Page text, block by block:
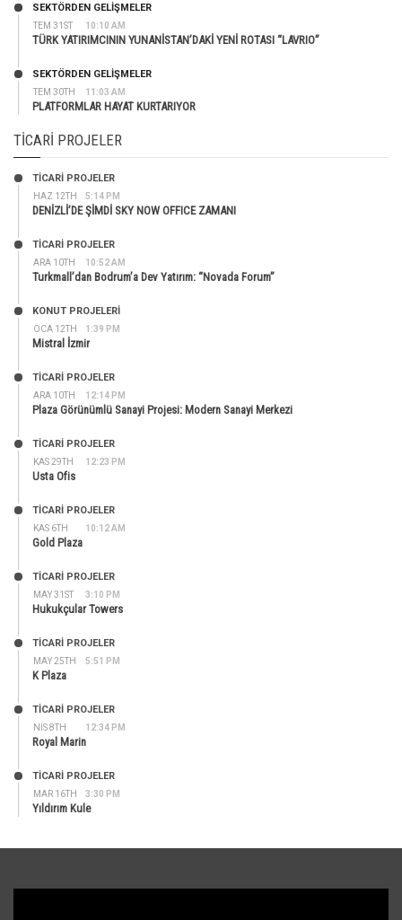
TEM 31ST 10:10 AM
SEKTÖRDEN GELIŞMELER
TÜRK YATIRIMCININ YUNANİSTAN’DAKİ YENİ ROTASI “LAVRIO”
TEM 30TH 11:03 AM
SEKTÖRDEN GELIŞMELER
PLATFORMLAR HAYAT KURTARIYOR
TICARI PROJELER
HAZ 12TH 5:14 PM
TİCARİ PROJELER
DENİZLİ’DE ŞİMDİ SKY NOW OFFICE ZAMANI
ARA 10TH 10:52 AM
TİCARİ PROJELER
Turkmall’dan Bodrum’a Dev Yatırım: “Novada Forum”
OCA 12TH 1:39 PM
KONUT PROJELERI
Mistral İzmir
ARA 10TH 12:14 PM
TİCARİ PROJELER
Plaza Görünümlü Sanayi Projesi: Modern Sanayi Merkezi
KAS 29TH 12:23 PM
TİCARİ PROJELER
Usta Ofis
KAS 6TH 10:12 AM
TİCARİ PROJELER
Gold Plaza
MAY 31ST 3:10 PM
TİCARİ PROJELER
Hukukçular Towers
MAY 25TH 5:51 PM
TİCARİ PROJELER
K Plaza
NIS 8TH 12:34 PM
TİCARİ PROJELER
Royal Marin
MAR 16TH 3:30 PM
TİCARİ PROJELER
Yıldırım Kule